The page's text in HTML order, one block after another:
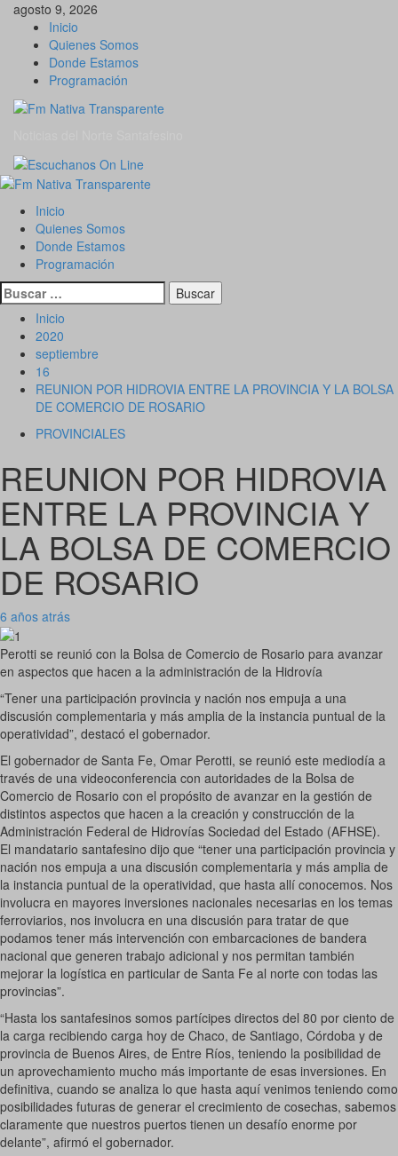
Saltar
contenido
agosto 9, 2026
Inicio
Quienes Somos
Donde Estamos
Programación
Menú
Inicio
Quienes Somos
Donde Estamos
Programación
Buscar:
Inicio
2020
septiembre
16
REUNION POR HIDROVIA ENTRE LA PROVINCIA Y LA BOLSA
DE COMERCIO DE ROSARIO
PROVINCIALES
REUNION POR HIDROVIA
ENTRE LA PROVINCIA Y
LA BOLSA DE COMERCIO
DE ROSARIO
6 años atrás
Perotti se reunió con la Bolsa de Comercio de Rosario para avanzar
en aspectos que hacen a la administración de la Hidrovía
“Tener una participación provincia y nación nos empuja a una
discusión complementaria y más amplia de la instancia puntual de la
operatividad”, destacó el gobernador.
El gobernador de Santa Fe, Omar Perotti, se reunió este mediodía a
través de una videoconferencia con autoridades de la Bolsa de
Comercio de Rosario con el propósito de avanzar en la gestión de
distintos aspectos que hacen a la creación y construcción de la
Administración Federal de Hidrovías Sociedad del Estado (AFHSE).
El mandatario santafesino dijo que “tener una participación provincia y
nación nos empuja a una discusión complementaria y más amplia de
la instancia puntual de la operatividad, que hasta allí conocemos. Nos
involucra en mayores inversiones nacionales necesarias en los temas
ferroviarios, nos involucra en una discusión para tratar de que
podamos tener más intervención con embarcaciones de bandera
nacional que generen trabajo adicional y nos permitan también
mejorar la logística en particular de Santa Fe al norte con todas las
provincias”.
“Hasta los santafesinos somos partícipes directos del 80 por ciento de
la carga recibiendo carga hoy de Chaco, de Santiago, Córdoba y de
provincia de Buenos Aires, de Entre Ríos, teniendo la posibilidad de
un aprovechamiento mucho más importante de esas inversiones. En
definitiva, cuando se analiza lo que hasta aquí venimos teniendo como
posibilidades futuras de generar el crecimiento de cosechas, sabemos
claramente que nuestros puertos tienen un desafío enorme por
delante”, afirmó el gobernador.